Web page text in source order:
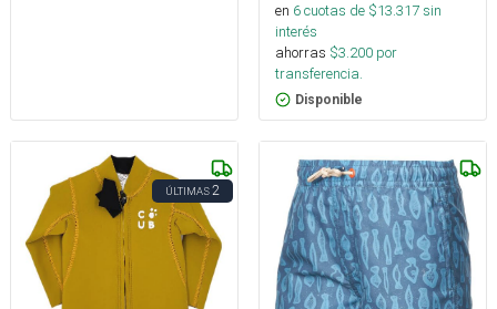
en 6cuotas de $13.317sin
interés
ahorras $3.200 por
transferencia.
Disponible
ÚLTIMAS2